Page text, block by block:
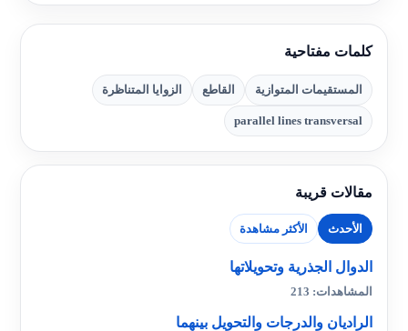
كلمات مفتاحية
المستقيمات المتوازية القاطع الزوايا المتناظرة
parallel lines transversal
مقالات قريبة
الأحدث الأكثر مشاهدة
الدوال الجذرية وتحويلاتها
المشاهدات: 213
الراديان والدرجات والتحويل بينهما